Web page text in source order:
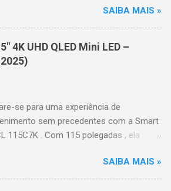
do produto Tela QLED Mini LED 115” :
preciso, brilho intenso e cores
UHD : detalhes impressionantes e
cada cena. Processador AiPQ :
para imagens e movimentos fluidos.
de 144Hz (até 240Hz com DLG) :
: interface intuitiva,
e acesso a aplicativos como
Prime Video, HBO Max e muito mais.
e dimensões Largura: 256,6 cm | Altura:
44,5 cm Peso: 99,8 kg (229,3 kg com
SAIBA MAIS »
4K UHD QLED Mini LED –
se para uma experiência de
sem precedentes com a Smart
115C7K . Com 115 polegadas , ela
cinema particular, oferecendo
grandiosas e realistas. 🌟 Destaques
SAIBA MAIS »